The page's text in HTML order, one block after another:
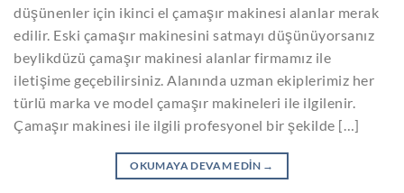
düşünenler için ikinci el çamaşır makinesi alanlar merak
edilir. Eski çamaşır makinesini satmayı düşünüyorsanız
beylikdüzü çamaşır makinesi alanlar firmamız ile
iletişime geçebilirsiniz. Alanında uzman ekiplerimiz her
türlü marka ve model çamaşır makineleri ile ilgilenir.
Çamaşır makinesi ile ilgili profesyonel bir şekilde […]
OKUMAYA DEVAM EDIN →